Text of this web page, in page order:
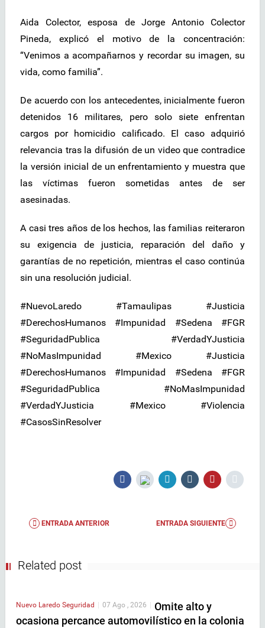
Aida Colector, esposa de Jorge Antonio Colector
Pineda, explicó el motivo de la concentración:
“Venimos a acompañarnos y recordar su imagen, su
vida, como familia”.
De acuerdo con los antecedentes, inicialmente fueron
detenidos 16 militares, pero solo siete enfrentan
cargos por homicidio calificado. El caso adquirió
relevancia tras la difusión de un video que contradice
la versión inicial de un enfrentamiento y muestra que
las víctimas fueron sometidas antes de ser
asesinadas.
A casi tres años de los hechos, las familias reiteraron
su exigencia de justicia, reparación del daño y
garantías de no repetición, mientras el caso continúa
sin una resolución judicial.
#NuevoLaredo #Tamaulipas #Justicia
#DerechosHumanos #Impunidad #Sedena #FGR
#SeguridadPublica #VerdadYJusticia
#NoMasImpunidad #Mexico #Justicia
#DerechosHumanos #Impunidad #Sedena #FGR
#SeguridadPublica #NoMasImpunidad
#VerdadYJusticia #Mexico #Violencia
#CasosSinResolver
ENTRADA ANTERIOR ENTRADA SIGUIENTE
Related post
Nuevo Laredo Seguridad 07 Ago , 2026
Omite alto y
ocasiona percance automovilístico en la colonia